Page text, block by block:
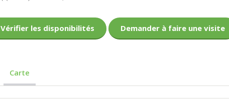
Vérifier les disponibilités Demander à faire une visite
Carte